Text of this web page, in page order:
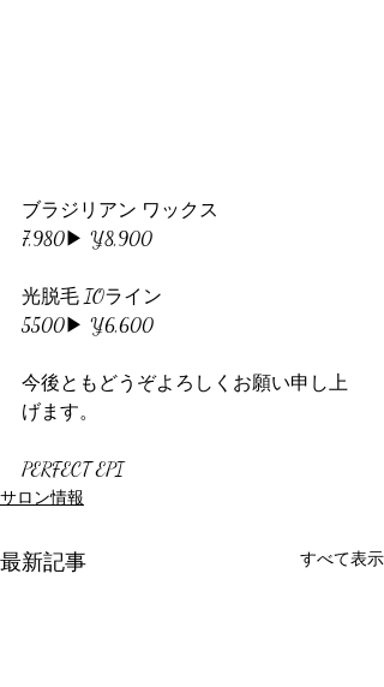
ブラジリアン ワックス
7,980▶︎ ¥8,900
光脱毛 IOライン
5500▶︎ ¥6,600
今後ともどうぞよろしくお願い申し上
げます。
PERFECT EPI
サロン情報
最新記事 すべて表示